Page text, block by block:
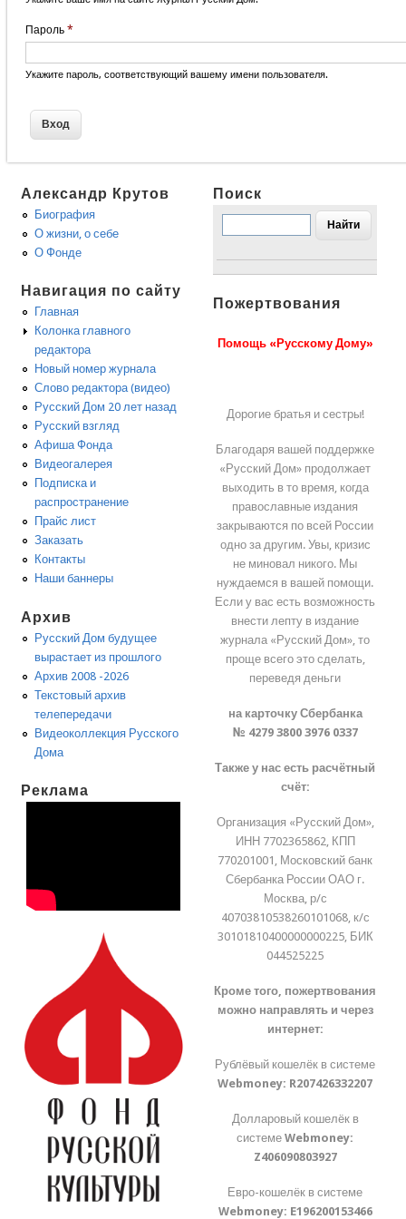
Пароль *
Укажите пароль, соответствующий вашему имени пользователя.
Александр Крутов
Биография
О жизни, о себе
О Фонде
Навигация по сайту
Главная
Колонка главного
редактора
Новый номер журнала
Слово редактора (видео)
Русский Дом 20 лет назад
Русский взгляд
Афиша Фонда
Видеогалерея
Подписка и
распространение
Прайс лист
Заказать
Контакты
Наши баннеры
Архив
Русский Дом будущее
вырастает из прошлого
Архив 2008 -2026
Текстовый архив
телепередачи
Видеоколлекция Русского
Дома
Реклама
Поиск
Пожертвования
Помощь «Русскому Дому»
Дорогие братья и сестры!
Благодаря вашей поддержке
«Русский Дом» продолжает
выходить в то время, когда
православные издания
закрываются по всей России
одно за другим. Увы, кризис
не миновал никого. Мы
нуждаемся в вашей помощи.
Если у вас есть возможность
внести лепту в издание
журнала «Русский Дом», то
проще всего это сделать,
переведя деньги
на карточку Сбербанка
№ 4279 3800 3976 0337
Также у нас есть расчётный
счёт:
Организация «Русский Дом»,
ИНН 7702365862, КПП
770201001, Московский банк
Сбербанка России ОАО г.
Москва, р/с
40703810538260101068, к/с
30101810400000000225, БИК
044525225
Кроме того, пожертвования
можно направлять и через
интернет:
Рублёвый кошелёк в системе
Webmoney: R207426332207
Долларовый кошелёк в
системеWebmoney:
Z406090803927
Евро-кошелёк в системе
Webmoney: E196200153466